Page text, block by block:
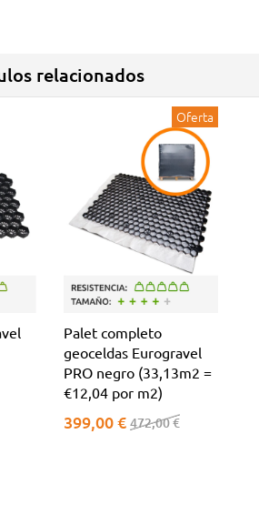
relacionados
Oferta
Palet completo
geoceldas Eurogravel
PRO negro (33,13m2 =
€12,04 por m2)
399,00 € 472,00 €